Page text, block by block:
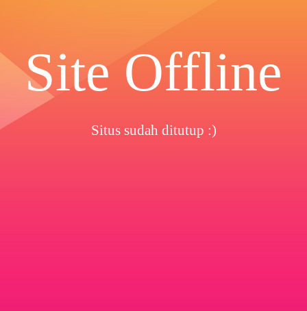
Site Offline
Situs sudah ditutup :)